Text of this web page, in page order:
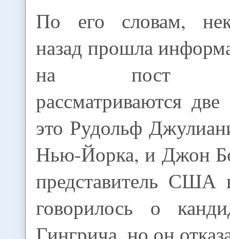
По его словам,
назад прошла
на пост
рассматриваются
это Рудольф
Нью-Йорка, и Джон
представитель
говорилось о